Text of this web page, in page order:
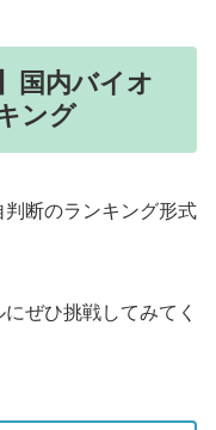
国内バイオ
ング
断のランキング形式
ぜひ挑戦してみてく